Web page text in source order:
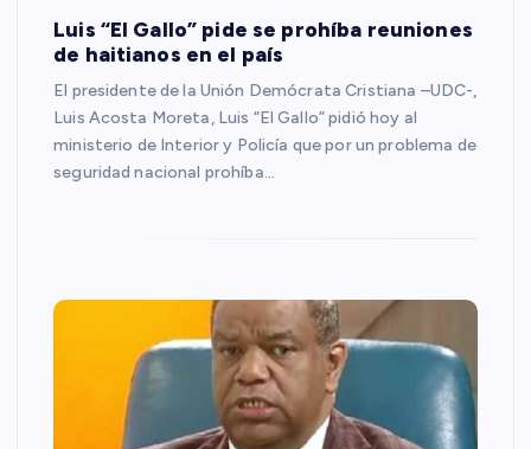
Luis “El Gallo” pide se prohíba reuniones
de haitianos en el país
El presidente de la Unión Demócrata Cristiana –UDC-,
Luis Acosta Moreta, Luis “El Gallo” pidió hoy al
ministerio de Interior y Policía que por un problema de
seguridad nacional prohíba…